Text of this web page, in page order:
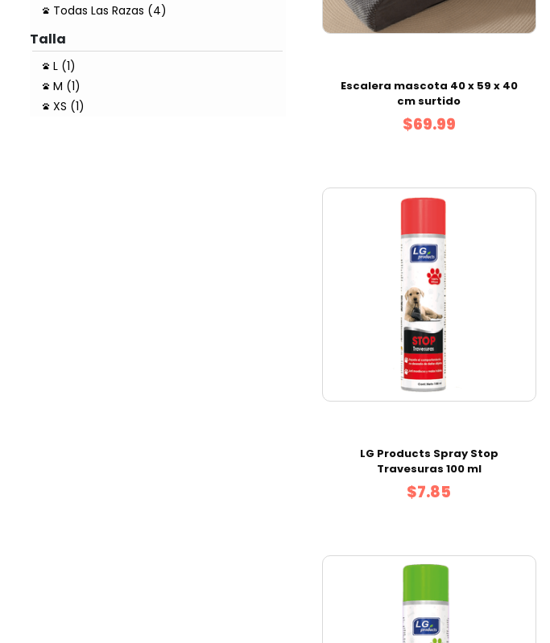
Todas Las Razas (4)
Talla
L (1)
M (1)
XS (1)
Escalera mascota 40 x 59 x 40
cm surtido
$69.99
LG Products Spray Stop
Travesuras 100 ml
$7.85